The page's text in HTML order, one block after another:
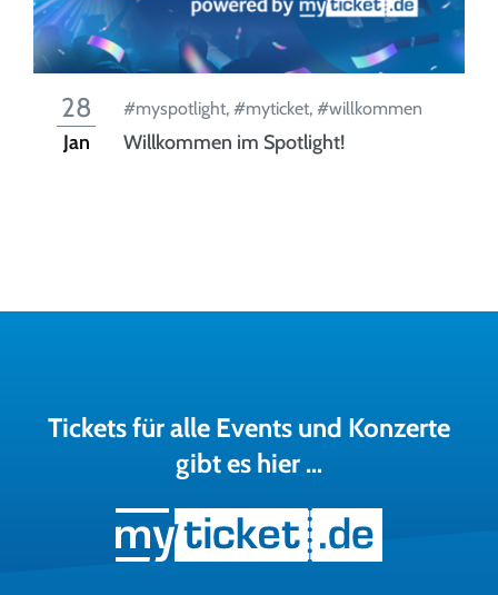
28
Jan
#myspotlight, #myticket, #willkommen
Willkommen im Spotlight!
Tickets für alle Events und Konzerte
gibt es hier …